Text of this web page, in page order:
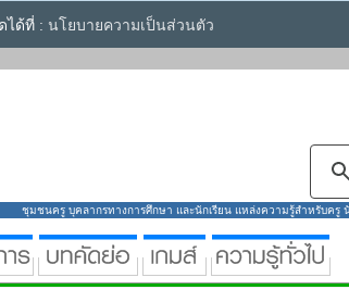
ได้ที่ : นโยบายความเป็นส่วนตัว
ชุมชนครู บุคลากรทางการศึกษา และนักเรียน แหล่งความรู้สำหรับครู